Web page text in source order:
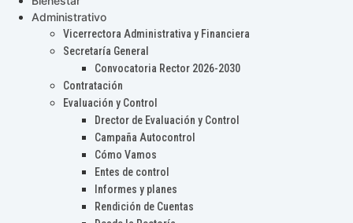
Administrativo
Vicerrectora Administrativa y Financiera
Secretaría General
Convocatoria Rector 2026-2030
Contratación
Evaluación y Control
Drector de Evaluación y Control
Campaña Autocontrol
Cómo Vamos
Entes de control
Informes y planes
Rendición de Cuentas